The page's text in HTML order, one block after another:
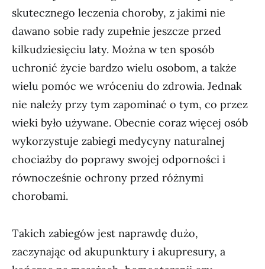
skutecznego leczenia choroby, z jakimi nie
dawano sobie rady zupełnie jeszcze przed
kilkudziesięciu laty. Można w ten sposób
uchronić życie bardzo wielu osobom, a także
wielu pomóc we wróceniu do zdrowia. Jednak
nie należy przy tym zapominać o tym, co przez
wieki było używane. Obecnie coraz więcej osób
wykorzystuje zabiegi medycyny naturalnej
chociażby do poprawy swojej odporności i
równocześnie ochrony przed różnymi
chorobami.
Takich zabiegów jest naprawdę dużo,
zaczynając od akupunktury i akupresury, a